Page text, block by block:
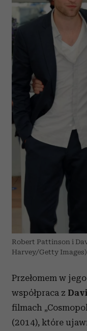
Robert Pattinson i
Harvey/Getty Images)
Przełomem w
współpraca z
filmach
(2014), które